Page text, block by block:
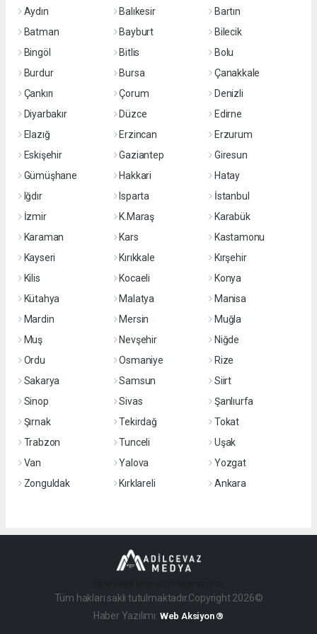
Aydın
Balıkesir
Bartın
Batman
Bayburt
Bilecik
Bingöl
Bitlis
Bolu
Burdur
Bursa
Çanakkale
Çankırı
Çorum
Denizli
Diyarbakır
Düzce
Edirne
Elazığ
Erzincan
Erzurum
Eskişehir
Gaziantep
Giresun
Gümüşhane
Hakkari
Hatay
Iğdır
Isparta
İstanbul
İzmir
K.Maraş
Karabük
Karaman
Kars
Kastamonu
Kayseri
Kırıkkale
Kırşehir
Kilis
Kocaeli
Konya
Kütahya
Malatya
Manisa
Mardin
Mersin
Muğla
Muş
Nevşehir
Niğde
Ordu
Osmaniye
Rize
Sakarya
Samsun
Siirt
Sinop
Sivas
Şanlıurfa
Şırnak
Tekirdağ
Tokat
Trabzon
Tunceli
Uşak
Van
Yalova
Yozgat
Zonguldak
Kırklareli Ankara
Tüm hakları saklı tutulmaktadır.Copyright 2026©
Haber Yazılımı: Web Aksiyon ®